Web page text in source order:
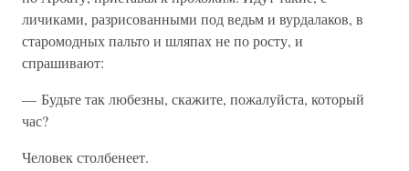
личиками, разрисованными под ведьм и вурдалаков, в
старомодных пальто и шляпах не по росту, и
спрашивают:
— Будьте так любезны, скажите, пожалуйста, который
час?
Человек столбенеет.